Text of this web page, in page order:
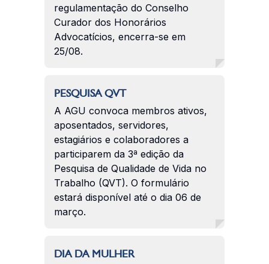
regulamentação do Conselho
Curador dos Honorários
Advocatícios, encerra-se em
25/08.
PESQUISA QVT
A AGU convoca membros ativos,
aposentados, servidores,
estagiários e colaboradores a
participarem da 3ª edição da
Pesquisa de Qualidade de Vida no
Trabalho (QVT). O formulário
estará disponível até o dia 06 de
março.
DIA DA MULHER